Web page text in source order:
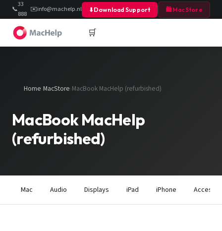
📞
33
888
40
✉️info@machelp.nl ⬇Download Support 🛍 MacStore
🛒
Home›MacStore›MacBook MacHelp (refurbished)
MacBook MacHelp
(refurbished)
Mac Audio Displays iPad iPhone